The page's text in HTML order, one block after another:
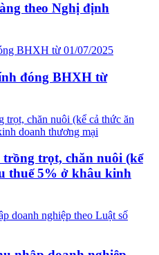
theo Nghị định
đóng BHXH từ
trồng trọt, chăn nuôi (kể
thuế 5% ở khâu kinh